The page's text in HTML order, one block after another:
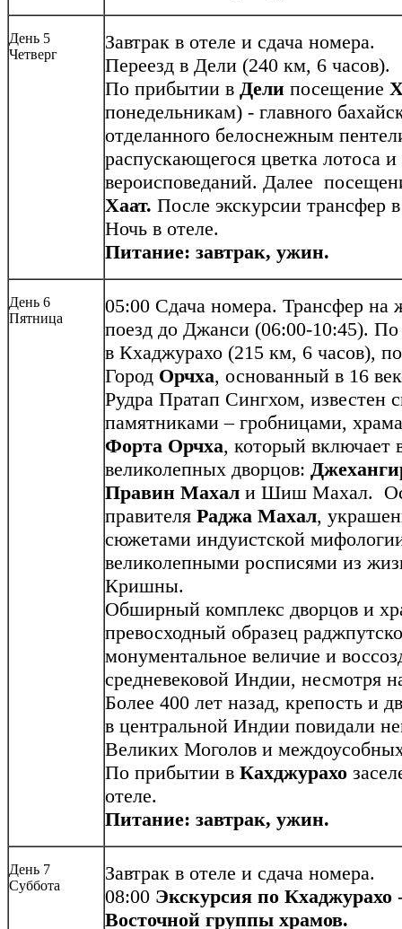
День 5
Четверг
Завтрак в отеле и сдача номера.
Переезд в Дели (240 км, 6 часов).
По прибытии в Дели посещение
понедельникам) - главного
отделанного белоснежным
распускающегося цветка лотоса
вероисповеданий. Далее
Хаат. После экскурсии трансфер
Ночь в отеле.
Питание: завтрак, ужин.
День 6
Пятница
05:00 Сдача номера. Трансфер на
поезд до Джанси (06:00-10:45).
в Кхаджурахо (215 км, 6 часов),
Город Орчха, основанный в 16
Рудра Пратап Сингхом, известен
памятниками – гробницами,
Форта Орчха, который включает
великолепных дворцов:
Правин Махал и Шиш Махал.
правителя Раджа Махал,
сюжетами индуистской
великолепными росписями из
Кришны.
Обширный комплекс дворцов и
превосходный образец
монументальное величие и
средневековой Индии, несмотря
Более 400 лет назад, крепость и
в центральной Индии повидали
Великих Моголов и
По прибытии в Кахджурахо
отеле.
Питание: завтрак, ужин.
День 7
Суббота
Завтрак в отеле и сдача номера.
08:00 Экскурсия по Кхаджурахо
Восточной группы храмов.